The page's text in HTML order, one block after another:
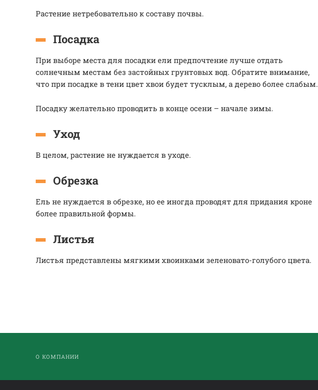
Растение нетребовательно к составу почвы.
Посадка
При выборе места для посадки ели предпочтение лучше отдать
солнечным местам без застойных грунтовых вод. Обратите внимание,
что при посадке в тени цвет хвои будет тусклым, а дерево более слабым.
Посадку желательно проводить в конце осени – начале зимы.
Уход
В целом, растение не нуждается в уходе.
Обрезка
Ель не нуждается в обрезке, но ее иногда проводят для придания кроне
более правильной формы.
Листья
Листья представлены мягкими хвоинками зеленовато-голубого цвета.
О КОМПАНИИ